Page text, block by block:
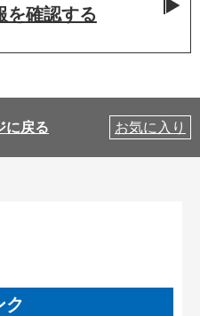
を確認する
に戻る お気に入り
ク